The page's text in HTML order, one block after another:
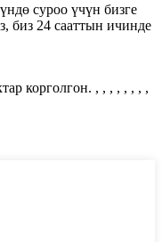
суроо үчүн бизге
биз 24 сааттын ичинде
корголгон. , , , , , , , ,